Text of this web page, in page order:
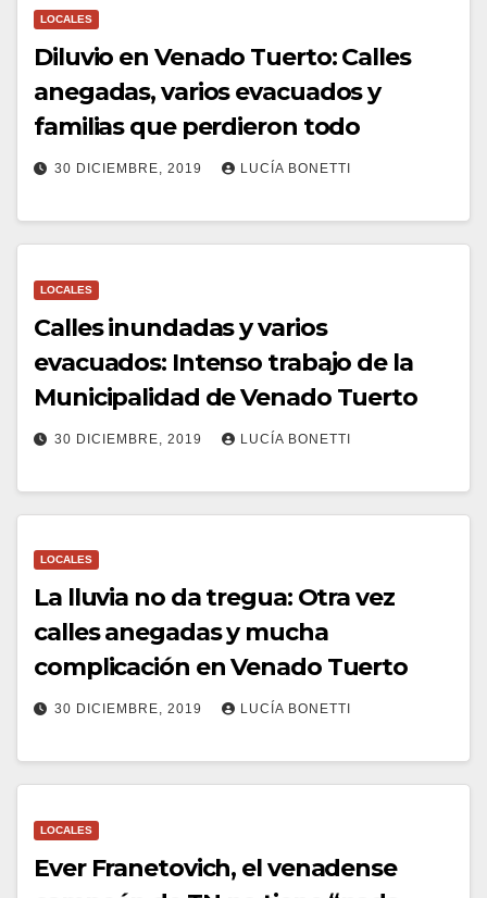
LOCALES
Diluvio en Venado Tuerto: Calles
anegadas, varios evacuados y
familias que perdieron todo
30 DICIEMBRE, 2019 LUCÍA BONETTI
LOCALES
Calles inundadas y varios
evacuados: Intenso trabajo de la
Municipalidad de Venado Tuerto
30 DICIEMBRE, 2019 LUCÍA BONETTI
LOCALES
La lluvia no da tregua: Otra vez
calles anegadas y mucha
complicación en Venado Tuerto
30 DICIEMBRE, 2019 LUCÍA BONETTI
LOCALES
Ever Franetovich, el venadense